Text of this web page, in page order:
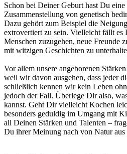
Schon bei Deiner Geburt hast Du
Zusammenstellung von genetisch
Dazu gehört zum Beispiel die
extrovertiert zu sein. Vielleicht fällt es
Menschen zuzugehen, neue Freunde
mit witzigen Geschichten zu
Vor allem unsere angeborenen
weil wir davon ausgehen, dass jeder
schließlich kennen wir kein Leben
jedoch der Fall. Überlege Dir also,
kannst. Geht Dir vielleicht Kochen
besonders geduldig im Umgang mit
all Deinen Stärken und Talenten –
Du ihrer Meinung nach von Natur aus